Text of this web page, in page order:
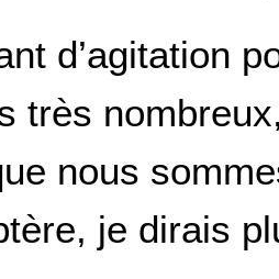
d’agitation
très
nous
je dirais